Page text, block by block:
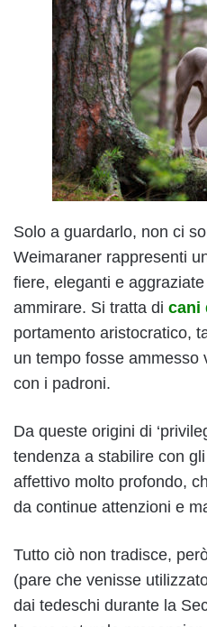
Solo a guardarlo, non ci
Weimaraner rappresenti
fiere, eleganti e
ammirare. Si tratta di cani
portamento aristocratico,
un tempo fosse ammesso
con i padroni.
Da queste origini di
tendenza a stabilire con
affettivo molto profondo,
da continue attenzioni e
Tutto ciò non tradisce,
(pare che venisse
dai tedeschi durante la